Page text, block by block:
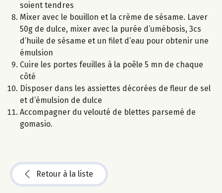
soient tendres
Mixer avec le bouillon et la crème de sésame. Laver
50g de dulce, mixer avec la purée d’umébosis, 3cs
d’huile de sésame et un filet d’eau pour obtenir une
émulsion
Cuire les portes feuilles à la poêle 5 mn de chaque
côté
Disposer dans les assiettes décorées de fleur de sel
et d’émulsion de dulce
Accompagner du velouté de blettes parsemé de
gomasio.
Retour à la liste